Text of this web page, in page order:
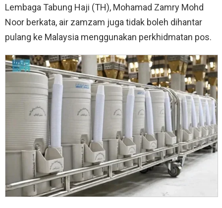
Lembaga Tabung Haji (TH), Mohamad Zamry Mohd
Noor berkata, air zamzam juga tidak boleh dihantar
pulang ke Malaysia menggunakan perkhidmatan pos.